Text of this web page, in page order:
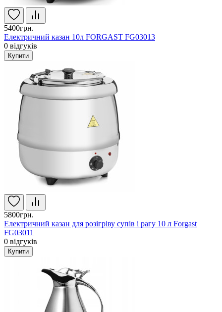
5400грн.
Електричний казан 10л FORGAST FG03013
0 відгуків
Купити
5800грн.
Електричний казан для розігріву супів і рагу 10 л Forgast
FG03011
0 відгуків
Купити